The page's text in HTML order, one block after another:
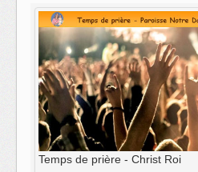
Temps de prière - Christ Roi